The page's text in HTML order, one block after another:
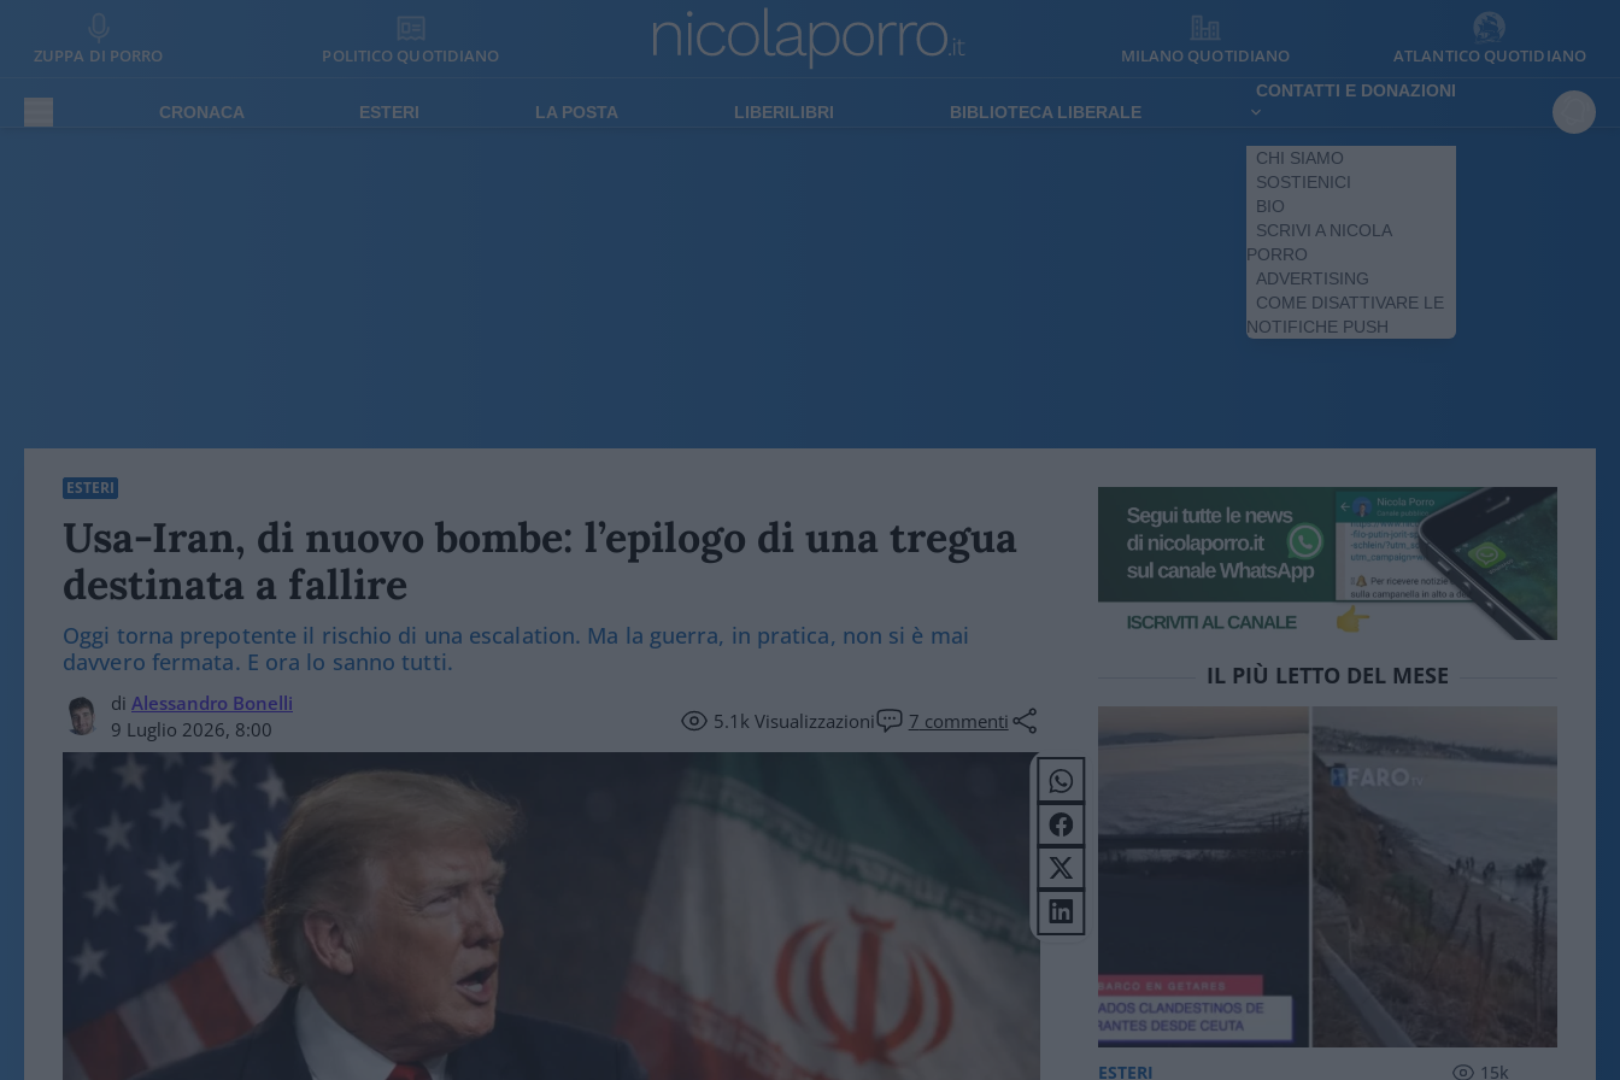
ZUPPA DI PORRO POLITICO QUOTIDIANO MILANO QUOTIDIANO ATLANTICO QUOTIDIANO
CRONACA ESTERI LA POSTA LIBERILIBRI BIBLIOTECA LIBERALE
CONTATTI E DONAZIONI
CHI SIAMO
SOSTIENICI
BIO
SCRIVI A NICOLA
PORRO
ADVERTISING
COME DISATTIVARE LE
NOTIFICHE PUSH
ESTERI
Usa-Iran, di nuovo bombe: l’epilogo di una tregua
destinata a fallire
Oggi torna prepotente il rischio di una escalation. Ma la guerra, in pratica, non si è mai
davvero fermata. E ora lo sanno tutti.
di Alessandro Bonelli
9 Luglio 2026, 8:00
5.1kVisualizzazioni 7 commenti
IL PIÙ LETTO DEL MESE
ESTERI 15k